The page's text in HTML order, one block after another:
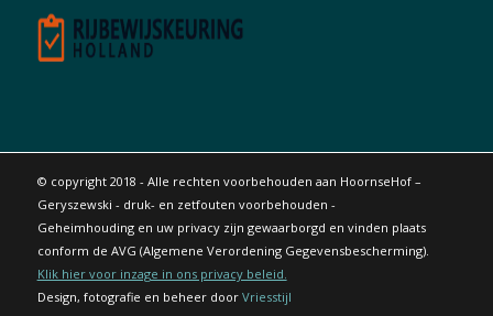
© copyright 2018 - Alle rechten voorbehouden aan HoornseHof –
Geryszewski - druk- en zetfouten voorbehouden -
Geheimhouding en uw privacy zijn gewaarborgd en vinden plaats
conform de AVG (Algemene Verordening Gegevensbescherming).
Klik hier voor inzage in ons privacy beleid.
Design, fotografie en beheer door Vriesstijl